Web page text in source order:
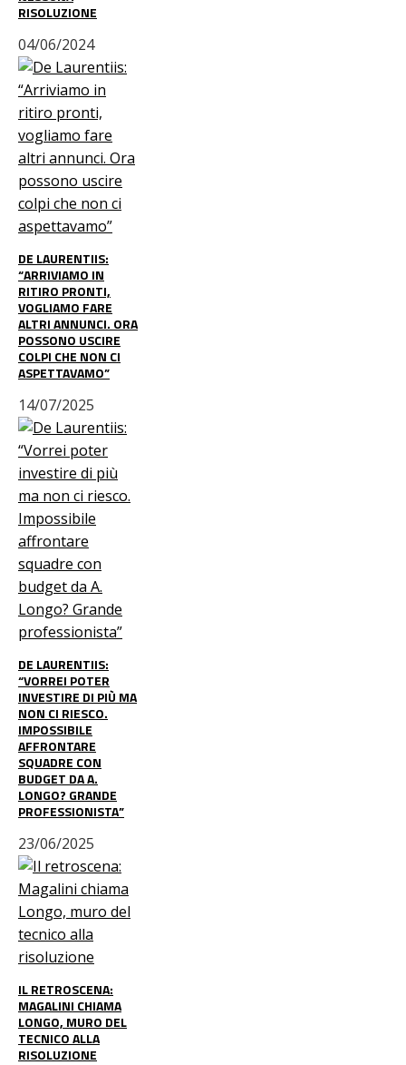
RISOLUZIONE
04/06/2024
DE LAURENTIIS:
“ARRIVIAMO IN
RITIRO PRONTI,
VOGLIAMO FARE
ALTRI ANNUNCI. ORA
POSSONO USCIRE
COLPI CHE NON CI
ASPETTAVAMO”
14/07/2025
DE LAURENTIIS:
“VORREI POTER
INVESTIRE DI PIÙ MA
NON CI RIESCO.
IMPOSSIBILE
AFFRONTARE
SQUADRE CON
BUDGET DA A.
LONGO? GRANDE
PROFESSIONISTA”
23/06/2025
IL RETROSCENA:
MAGALINI CHIAMA
LONGO, MURO DEL
TECNICO ALLA
RISOLUZIONE